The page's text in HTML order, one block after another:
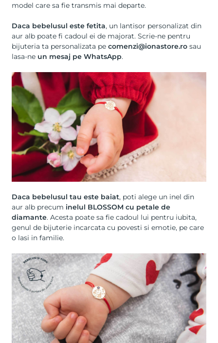
model care sa fie transmis mai departe.
Daca bebelusul este fetita, un lantisor personalizat din
aur alb poate fi cadoul ei de majorat. Scrie-ne pentru
bijuteria ta personalizata pe comenzi@ionastore.ro sau
lasa-ne un mesaj pe WhatsApp.
Daca bebelusul tau este baiat, poti alege un inel din
aur alb precum inelul BLOSSOM cu petale de
diamante. Acesta poate sa fie cadoul lui pentru iubita,
genul de bijuterie incarcata cu povesti si emotie, pe care
o lasi in familie.